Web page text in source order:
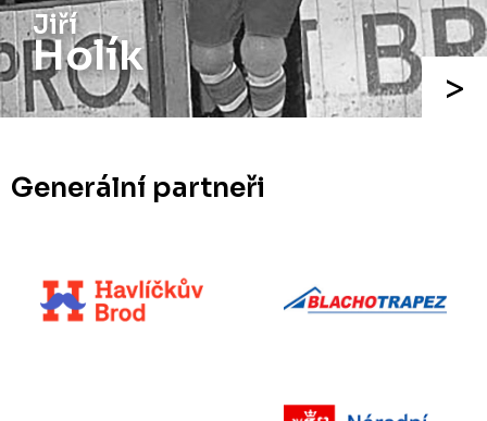
Jiří
Holík
Generální partneři